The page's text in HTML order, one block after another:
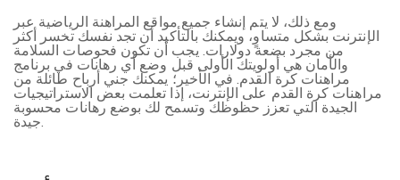
ومع ذلك، لا يتم إنشاء جميع مواقع المراهنة الرياضية عبر
الإنترنت بشكل متساوٍ، ويمكنك بالتأكيد أن تجد نفسك تخسر أكثر
من مجرد بضعة دولارات. يجب أن تكون فحوصات السلامة
والأمان هي أولويتك الأولى قبل وضع أي رهانات في برنامج
مراهنات كرة القدم. في الأخير؛ يمكنك جني أرباح طائلة من
مراهنات كرة القدم على الإنترنت، إذا تعلمت بعض الاستراتيجيات
الجيدة التي تعزز حظوظك وتسمح لك بوضع رهانات محسوبة
جيدة.